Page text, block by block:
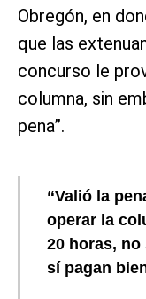
Obregón, en
que las
concurso le
columna, sin
pena”.
“Valió la
operar la
20 horas, no
sí pagan